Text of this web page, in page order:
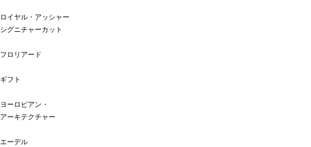
ロイヤル・アッシャー
シグニチャーカット
フロリアード
ギフト
ヨーロピアン・
アーキテクチャー
エーデル